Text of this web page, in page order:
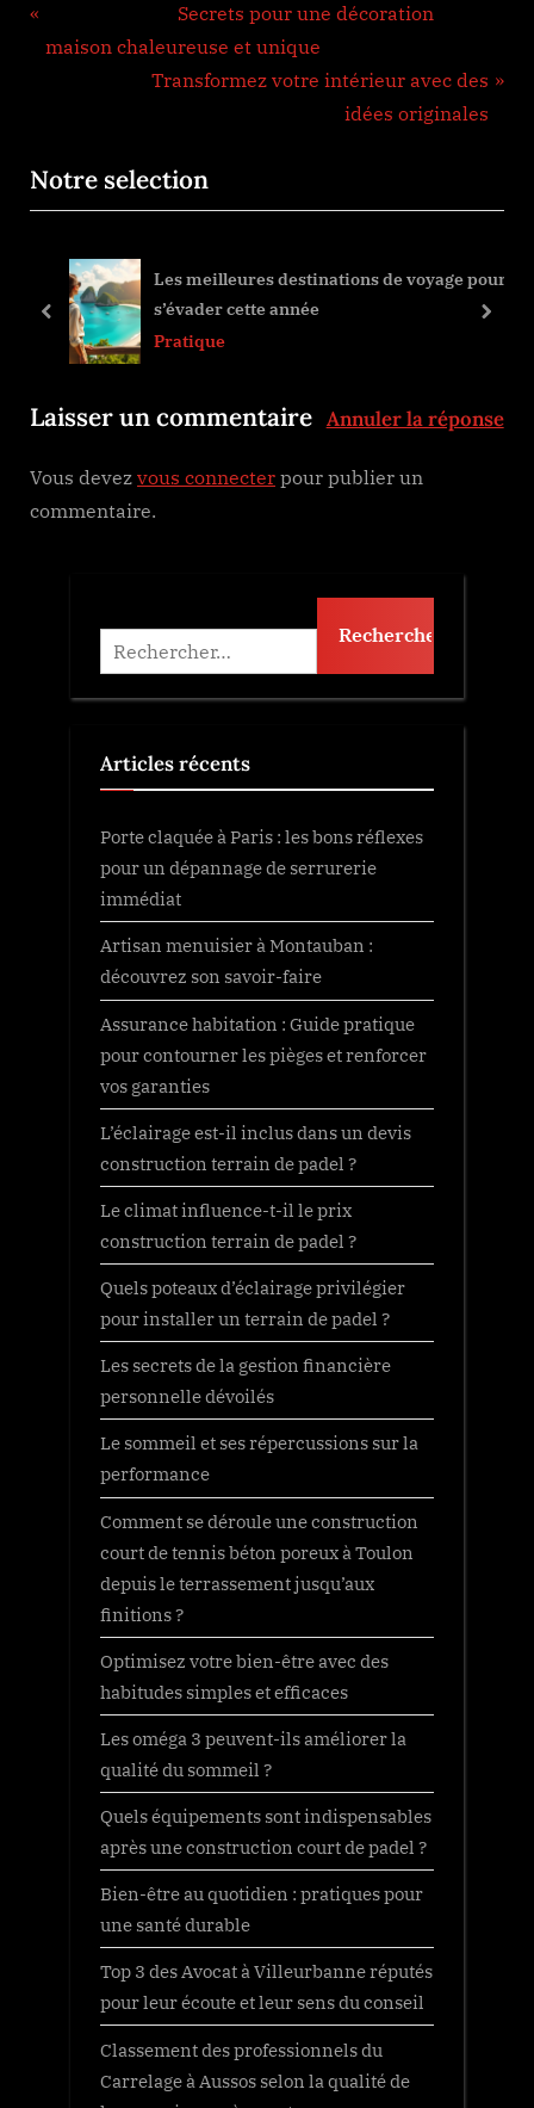
de
Secrets pour une décoration
maison chaleureuse et unique
Transformez votre intérieur avec des
idées originales
Notre selection
Les meilleures destinations de voyage pour
s’évader cette année
Pratique
prev next
Laisser un commentaire Annuler la réponse
Vous devez vous connecter pour publier un
commentaire.
Articles récents
Porte claquée à Paris : les bons réflexes
pour un dépannage de serrurerie
immédiat
Artisan menuisier à Montauban :
découvrez son savoir-faire
Assurance habitation : Guide pratique
pour contourner les pièges et renforcer
vos garanties
L’éclairage est-il inclus dans un devis
construction terrain de padel ?
Le climat influence-t-il le prix
construction terrain de padel ?
Quels poteaux d’éclairage privilégier
pour installer un terrain de padel ?
Les secrets de la gestion financière
personnelle dévoilés
Le sommeil et ses répercussions sur la
performance
Comment se déroule une construction
court de tennis béton poreux à Toulon
depuis le terrassement jusqu’aux
finitions ?
Optimisez votre bien-être avec des
habitudes simples et efficaces
Les oméga 3 peuvent-ils améliorer la
qualité du sommeil ?
Quels équipements sont indispensables
après une construction court de padel ?
Bien-être au quotidien : pratiques pour
une santé durable
Top 3 des Avocat à Villeurbanne réputés
pour leur écoute et leur sens du conseil
Classement des professionnels du
Carrelage à Aussos selon la qualité de